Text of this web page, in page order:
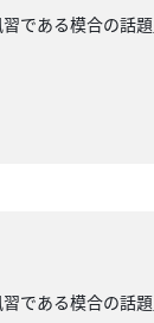
である模合の
である模合の